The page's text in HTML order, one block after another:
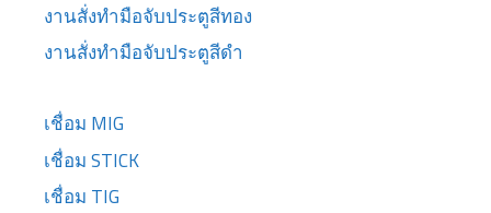
งานสั่งทำมือจับประตูสีทอง
งานสั่งทำมือจับประตูสีดำ
เชื่อม MIG
เชื่อม STICK
เชื่อม TIG